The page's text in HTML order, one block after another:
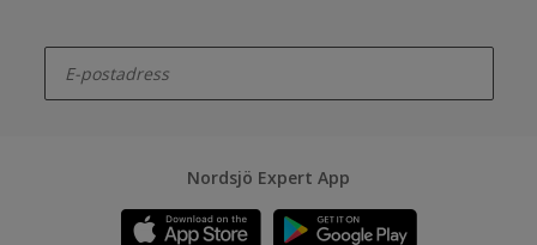
Nordsjö Expert App